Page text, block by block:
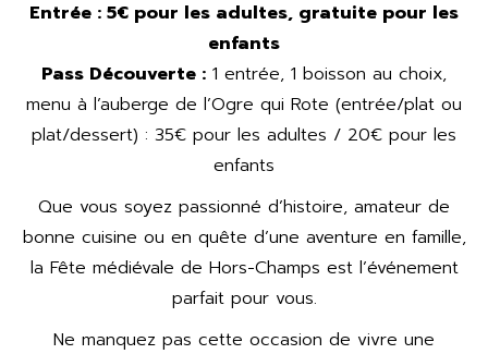
Entrée : 5€ pour les adultes, gratuite pour les
enfants
Pass Découverte : 1 entrée, 1 boisson au choix,
menu à l’auberge de l’Ogre qui Rote (entrée/plat ou
plat/dessert) : 35€ pour les adultes / 20€ pour les
enfants
Que vous soyez passionné d’histoire, amateur de
bonne cuisine ou en quête d’une aventure en famille,
la Fête médiévale de Hors-Champs est l’événement
parfait pour vous.
Ne manquez pas cette occasion de vivre une